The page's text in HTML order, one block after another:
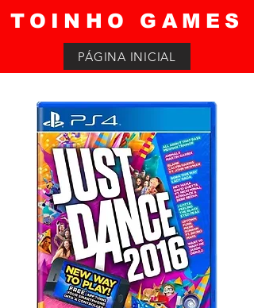
TOINHO GAMES
PÁGINA INICIAL